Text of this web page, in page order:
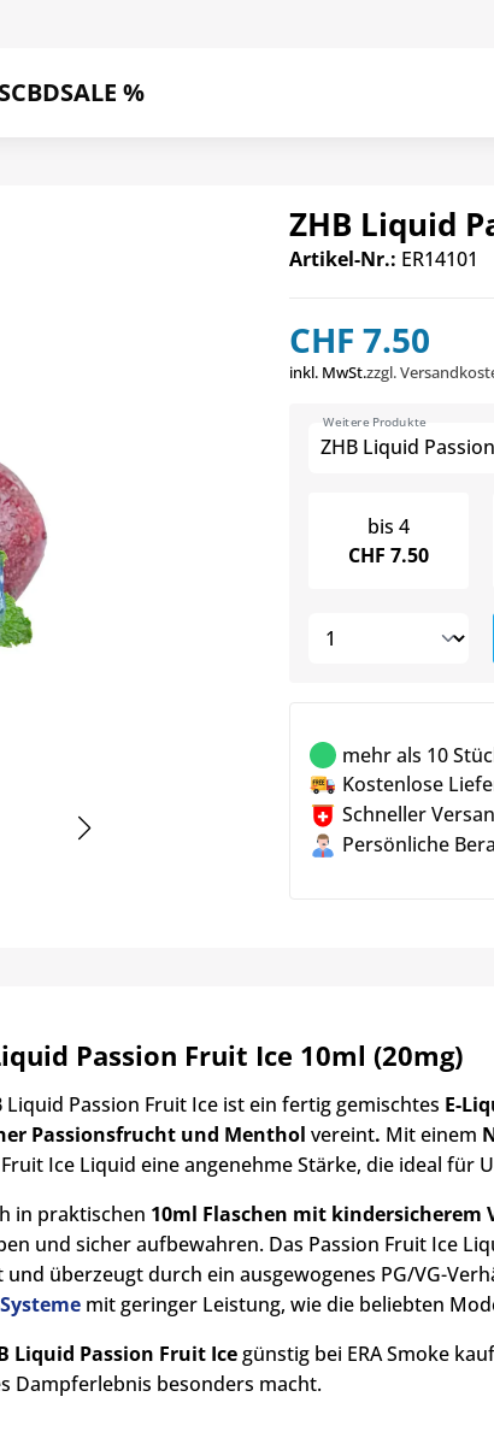
CBDSALE %
ZHB Liquid
Artikel-Nr.: ER14101
CHF 7.50
inkl. MwSt.zzgl.
ZHB Liquid
Weitere Produkte
bis 4
CHF 7.50
mehr als 10
Kostenlose
Schneller
Persönliche
Passion Fruit Ice 10ml (20mg)
Liquid Passion Fruit Ice ist ein fertig gemischtes E-
Passionsfrucht und Menthol vereint. Mit einem
Ice Liquid eine angenehme Stärke, die ideal für
in praktischen 10ml Flaschen mit kindersicherem
und sicher aufbewahren. Das Passion Fruit Ice
und überzeugt durch ein ausgewogenes PG/VG-
mit geringer Leistung, wie die beliebten
Liquid Passion Fruit Icegünstig bei ERA Smoke
Dampferlebnis besonders macht.